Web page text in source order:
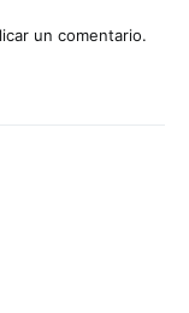
un comentario.